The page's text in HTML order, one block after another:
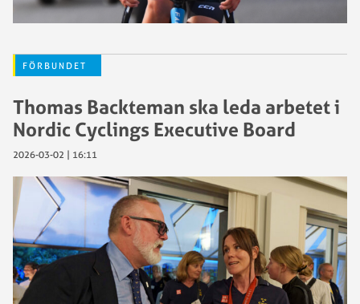
FÖRBUNDET
Thomas Backteman ska leda arbetet i
Nordic Cyclings Executive Board
2026-03-02 | 16:11